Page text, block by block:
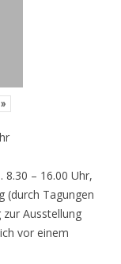
»
8.30 – 16.00 Uhr,
(durch Tagungen
Ausstellung
vor einem